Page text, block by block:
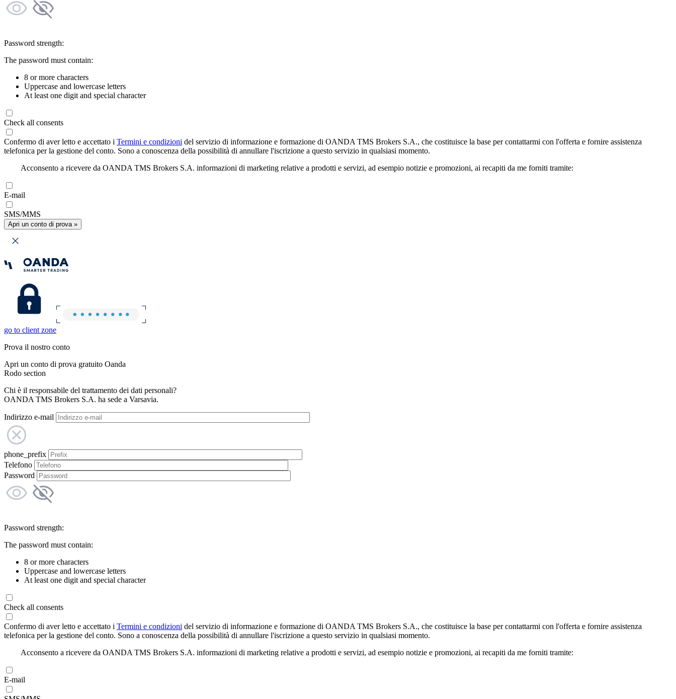
Password strength:
The password must contain:
8 or more characters
Uppercase and lowercase letters
At least one digit and special character
Check all consents
Confermo di aver letto e accettato i Termini e condizioni del servizio di informazione e formazione di OANDA TMS Brokers S.A., che costituisce la base per contattarmi con l'offerta e fornire assistenza
telefonica per la gestione del conto. Sono a conoscenza della possibilità di annullare l'iscrizione a questo servizio in qualsiasi momento.
Acconsento a ricevere da OANDA TMS Brokers S.A. informazioni di marketing relative a prodotti e servizi, ad esempio notizie e promozioni, ai recapiti da me forniti tramite:
E-mail
SMS/MMS
Apri un conto di prova »
go to client zone
Prova il nostro conto
Apri un conto di prova gratuito Oanda
Rodo section
Chi è il responsabile del trattamento dei dati personali?
OANDA TMS Brokers S.A. ha sede a Varsavia.
Indirizzo e-mail
phone_prefix
Telefono
Password
Password strength:
The password must contain:
8 or more characters
Uppercase and lowercase letters
At least one digit and special character
Check all consents
Confermo di aver letto e accettato i Termini e condizioni del servizio di informazione e formazione di OANDA TMS Brokers S.A., che costituisce la base per contattarmi con l'offerta e fornire assistenza
telefonica per la gestione del conto. Sono a conoscenza della possibilità di annullare l'iscrizione a questo servizio in qualsiasi momento.
Acconsento a ricevere da OANDA TMS Brokers S.A. informazioni di marketing relative a prodotti e servizi, ad esempio notizie e promozioni, ai recapiti da me forniti tramite:
E-mail